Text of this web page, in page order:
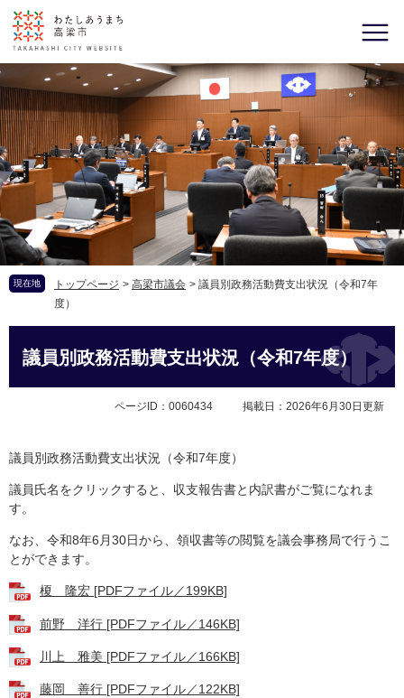
現在地 トップページ > 高梁市議会 > 議員別政務活動費支出状況（令和7年
度）
議員別政務活動費支出状況（令和7年度）
ページID：0060434 掲載日：2026年6月30日更新
議員別政務活動費支出状況（令和7年度）
議員氏名をクリックすると、収支報告書と内訳書がご覧になれま
す。
なお、令和8年6月30日から、領収書等の閲覧を議会事務局で行うこ
とができます。
榎 隆宏 [PDFファイル／199KB]
前野 洋行 [PDFファイル／146KB]
川上 雅美 [PDFファイル／166KB]
藤岡 善行 [PDFファイル／122KB]